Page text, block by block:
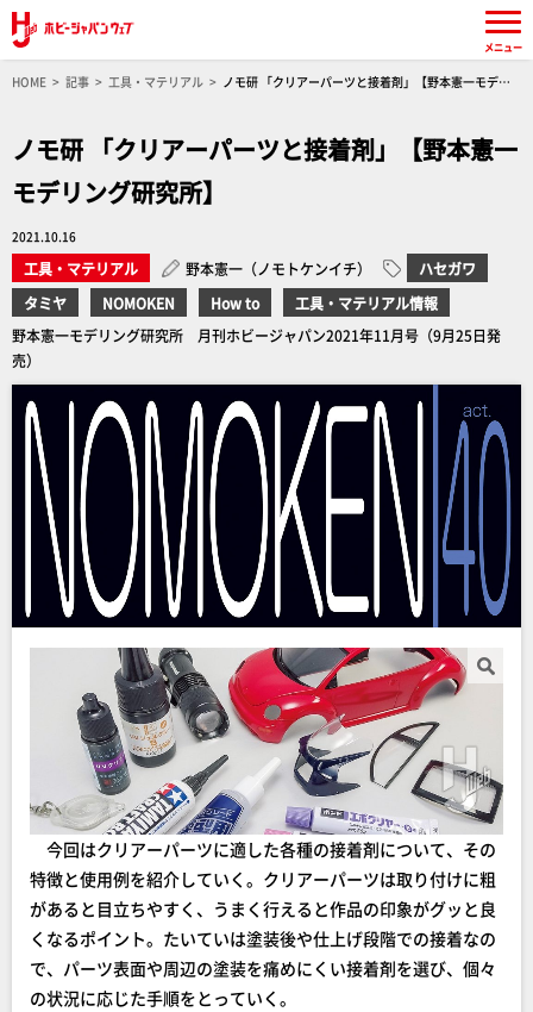
HOME 記事 工具・マテリアル
ノモ研 「クリアーパーツと接着剤」【野本憲一モデリ
ノモ研 「クリアーパーツと接着剤」【野本憲一
モデリング研究所】
2021.10.16
工具・マテリアル 野本憲一（ノモトケンイチ）
ハセガワ
タミヤ
NOMOKEN How to
工具・マテリアル情報
野本憲一モデリング研究所 月刊ホビージャパン2021年11月号（9月25日発
売）
今回はクリアーパーツに適した各種の接着剤について、その
特徴と使用例を紹介していく。クリアーパーツは取り付けに粗
があると目立ちやすく、うまく行えると作品の印象がグッと良
くなるポイント。たいていは塗装後や仕上げ段階での接着なの
で、パーツ表面や周辺の塗装を痛めにくい接着剤を選び、個々
の状況に応じた手順をとっていく。
メニュー